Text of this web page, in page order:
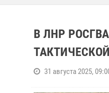
В ЛНР
31 августа 2025,